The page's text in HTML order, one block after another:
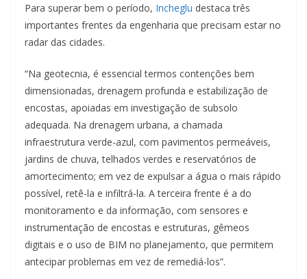
Para superar bem o período, Incheglu destaca três
importantes frentes da engenharia que precisam estar no
radar das cidades.
“Na geotecnia, é essencial termos contenções bem
dimensionadas, drenagem profunda e estabilização de
encostas, apoiadas em investigação de subsolo
adequada. Na drenagem urbana, a chamada
infraestrutura verde-azul, com pavimentos permeáveis,
jardins de chuva, telhados verdes e reservatórios de
amortecimento; em vez de expulsar a água o mais rápido
possível, retê-la e infiltrá-la. A terceira frente é a do
monitoramento e da informação, com sensores e
instrumentação de encostas e estruturas, gêmeos
digitais e o uso de BIM no planejamento, que permitem
antecipar problemas em vez de remediá-los”.